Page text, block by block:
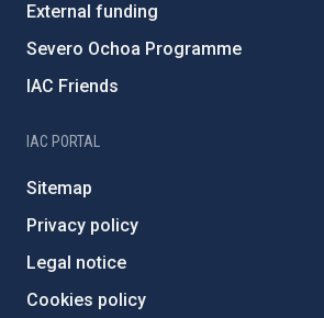
External funding
Severo Ochoa Programme
IAC Friends
IAC PORTAL
Sitemap
Privacy policy
Legal notice
Cookies policy